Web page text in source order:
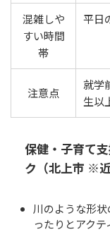
混雑しや
すい時間
帯
平日
注意点
就学
生以
保健・子育て
ク（北上市 ※近
川のような形
ったりとアク